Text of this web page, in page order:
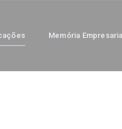
Memória Empresarial